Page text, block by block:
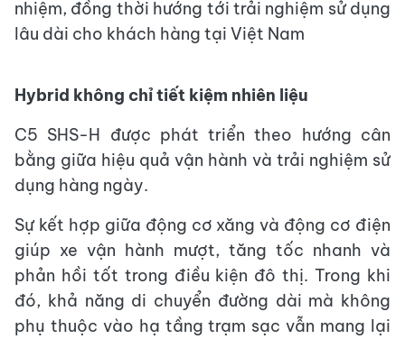
nhiệm, đồng thời hướng tới trải nghiệm sử dụng
lâu dài cho khách hàng tại Việt Nam
Hybrid không chỉ tiết kiệm nhiên liệu
C5 SHS-H được phát triển theo hướng cân
bằng giữa hiệu quả vận hành và trải nghiệm sử
dụng hàng ngày.
Sự kết hợp giữa động cơ xăng và động cơ điện
giúp xe vận hành mượt, tăng tốc nhanh và
phản hồi tốt trong điều kiện đô thị. Trong khi
đó, khả năng di chuyển đường dài mà không
phụ thuộc vào hạ tầng trạm sạc vẫn mang lại